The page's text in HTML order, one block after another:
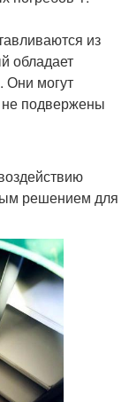
из
обладает
Они могут
не подвержены
решением для